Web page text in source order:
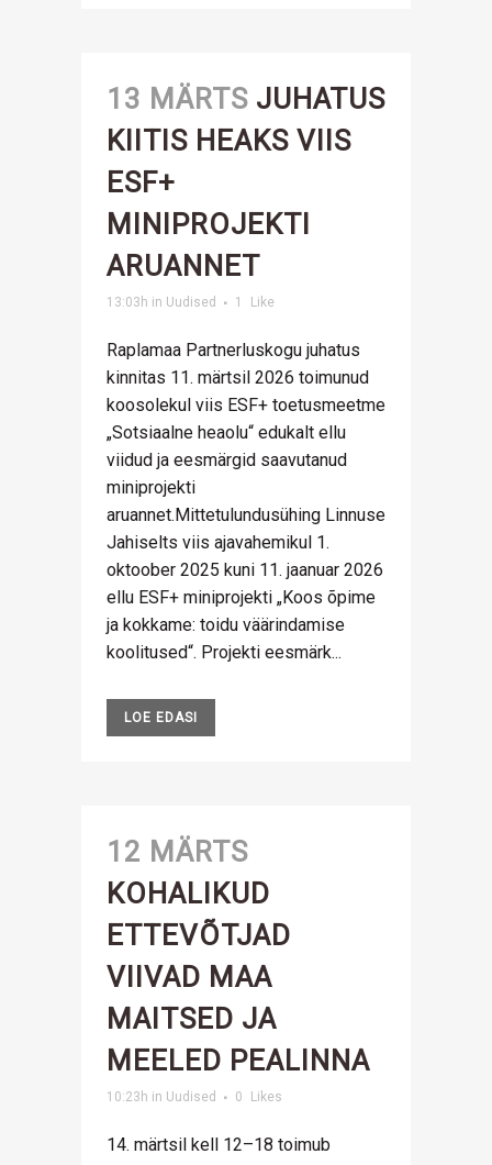
13 MÄRTS JUHATUS
KIITIS HEAKS VIIS
ESF+
MINIPROJEKTI
ARUANNET
13:03h in Uudised 1 Like
Raplamaa Partnerluskogu juhatus
kinnitas 11. märtsil 2026 toimunud
koosolekul viis ESF+ toetusmeetme
„Sotsiaalne heaolu“ edukalt ellu
viidud ja eesmärgid saavutanud
miniprojekti
aruannet.Mittetulundusühing Linnuse
Jahiselts viis ajavahemikul 1.
oktoober 2025 kuni 11. jaanuar 2026
ellu ESF+ miniprojekti „Koos õpime
ja kokkame: toidu väärindamise
koolitused“. Projekti eesmärk...
LOE EDASI
12 MÄRTS
KOHALIKUD
ETTEVÕTJAD
VIIVAD MAA
MAITSED JA
MEELED PEALINNA
10:23h in Uudised 0 Likes
14. märtsil kell 12–18 toimub